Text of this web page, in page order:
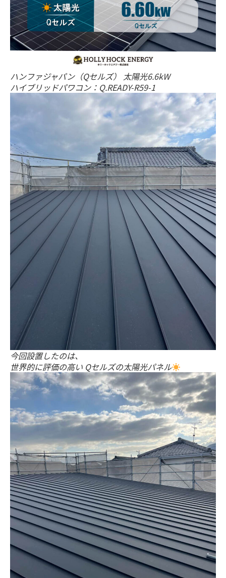
ハンファジャパン（Qセルズ） 太陽光6.6kW
ハイブリッドパワコン：Q.READY-R59-1
今回設置したのは、
世界的に評価の高い Qセルズの太陽光パネル